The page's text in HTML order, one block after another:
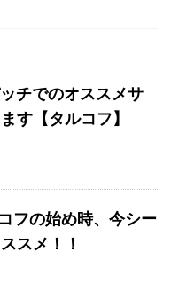
チでのオススメサ
す【タルコフ】
フの始め時、今シー
スメ！！